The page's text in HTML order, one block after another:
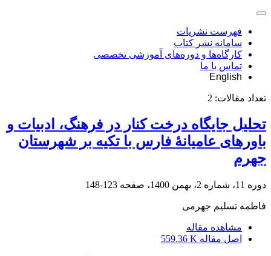
فهرست نشریات
سامانه نشر کتاب
کارگاه‌ها و دوره‌های آموزشی تخصصی
تماس با ما
English
تعداد مقالات: 2
تحلیل جایگاه درخت کنار در فرهنگ، ادبیات و
باورهای عامیانۀ فارس با تکیه بر شهرستان
جهرم
دوره 11، شماره 2، بهمن 1400، صفحه 123-148
فاطمه تسلیم جهرمی
مشاهده مقاله
اصل مقاله 559.36 K